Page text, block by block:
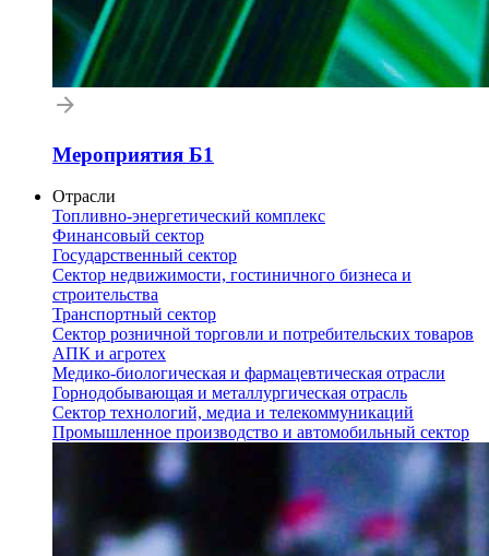
Мероприятия Б1
Отрасли
Топливно-энергетический комплекс
Финансовый сектор
Государственный сектор
Сектор недвижимости, гостиничного бизнеса и
строительства
Транспортный сектор
Сектор розничной торговли и потребительских товаров
АПК и агротех
Медико-биологическая и фармацевтическая отрасли
Горнодобывающая и металлургическая отрасль
Сектор технологий, медиа и телекоммуникаций
Промышленное производство и автомобильный сектор